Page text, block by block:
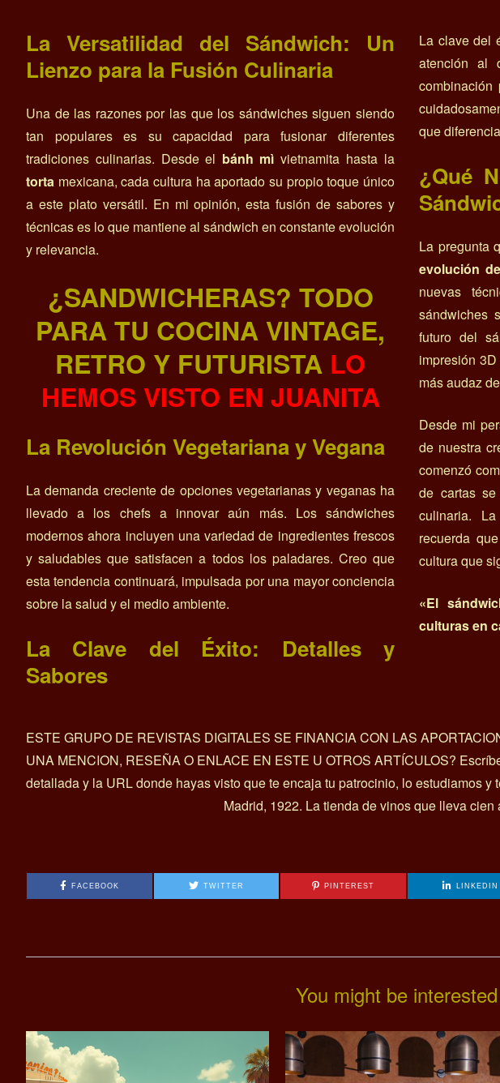
La Versatilidad del Sándwich: Un
Lienzo para la Fusión Culinaria
Una de las razones por las que los sándwiches siguen siendo
tan populares es su capacidad para fusionar diferentes
tradiciones culinarias. Desde el bánh mì vietnamita hasta la
torta mexicana, cada cultura ha aportado su propio toque único
a este plato versátil. En mi opinión, esta fusión de sabores y
técnicas es lo que mantiene al sándwich en constante evolución
y relevancia.
¿SANDWICHERAS? TODO
PARA TU COCINA VINTAGE,
RETRO Y FUTURISTA LO
HEMOS VISTO EN JUANITA
La Revolución Vegetariana y Vegana
La demanda creciente de opciones vegetarianas y veganas ha
llevado a los chefs a innovar aún más. Los sándwiches
modernos ahora incluyen una variedad de ingredientes frescos
y saludables que satisfacen a todos los paladares. Creo que
esta tendencia continuará, impulsada por una mayor conciencia
sobre la salud y el medio ambiente.
La Clave del Éxito: Detalles y
Sabores
La clave del
atención al
combinación
que
¿Qué
La pregunta
evolución
nuevas
sándwiches
futuro del
impresión
más audaz
Desde mi
de nuestra
comenzó
de cartas
culinaria.
recuerda
cultura que
«El
culturas en
ESTE GRUPO DE REVISTAS DIGITALES SE FINANCIA CON LAS
UNA MENCION, RESEÑA O ENLACE EN ESTE U OTROS ARTÍCULOS?
detallada y la URL donde hayas visto que te encaja tu patrocinio, lo estudiamos y
Madrid, 1922. La tienda de vinos que lleva cien
FACEBOOK TWITTER PINTEREST LINKEDIN
You might be